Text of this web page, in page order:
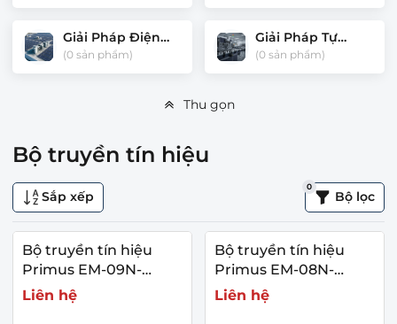
Giải Pháp Điện
Năng Lượng Mặt
(0 sản phẩm)
Giải Pháp Tự
Động Hóa Nhà
(0 sản phẩm)
Thu gọn
Bộ truyền tín hiệu
Sắp xếp Bộ lọc
0
Bộ truyền tín hiệu
Primus EM-09N-
Series
Liên hệ
Bộ truyền tín hiệu
Primus EM-08N-
Series
Liên hệ